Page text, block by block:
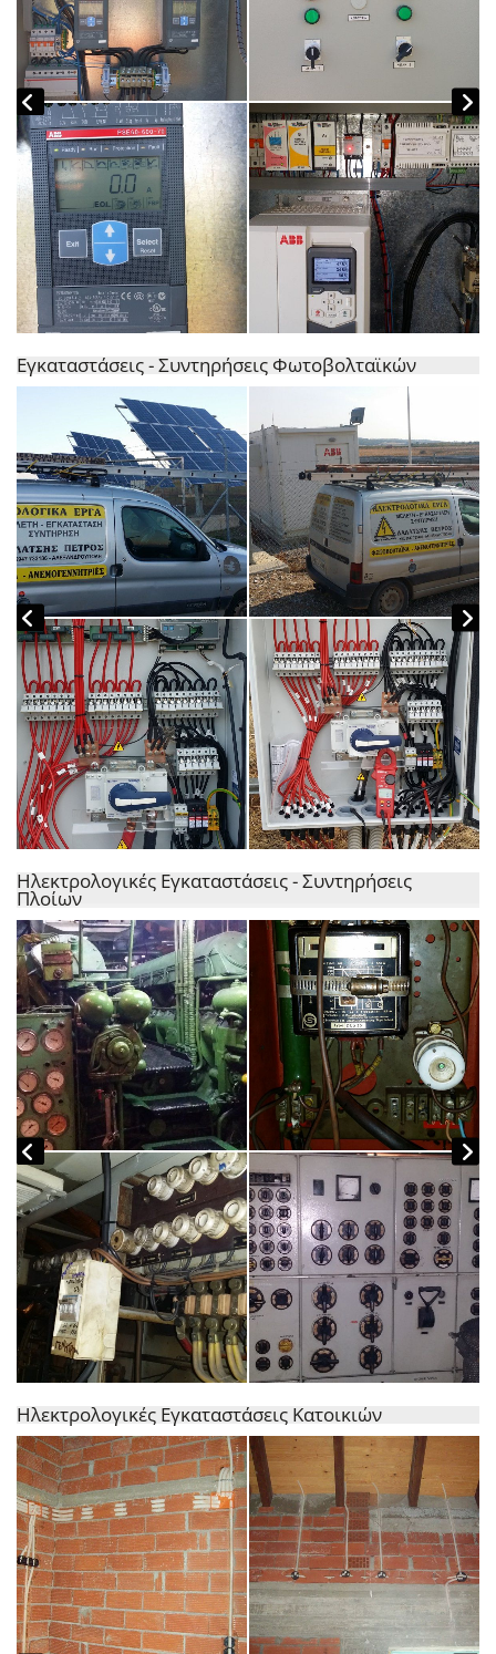
Εγκαταστάσεις - Συντηρήσεις Φωτοβολταϊκών
Ηλεκτρολογικές Εγκαταστάσεις - Συντηρήσεις
Πλοίων
Ηλεκτρολογικές Εγκαταστάσεις Κατοικιών